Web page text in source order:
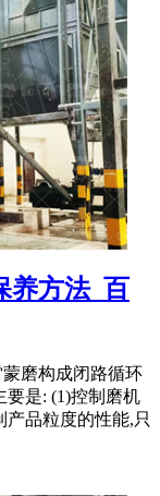
养方法_百
磨构成闭路循环
要是: (1)控制磨机
品粒度的性能,只